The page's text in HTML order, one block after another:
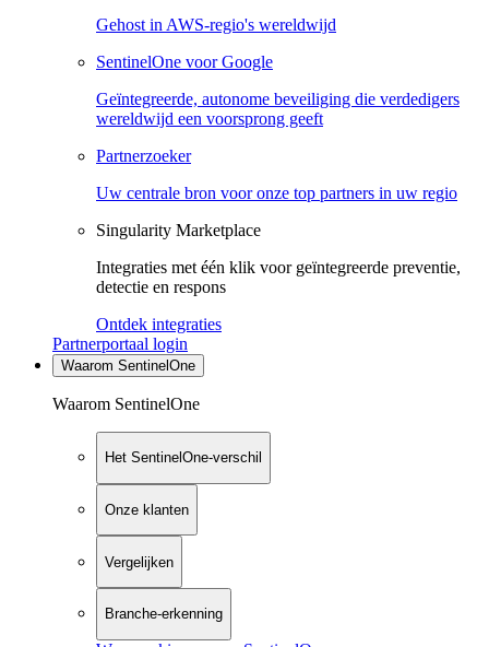
Gehost in AWS-regio's wereldwijd
SentinelOne voor Google
Geïntegreerde, autonome beveiliging die verdedigers
wereldwijd een voorsprong geeft
Partnerzoeker
Uw centrale bron voor onze top partners in uw regio
Singularity Marketplace
Integraties met één klik voor geïntegreerde preventie,
detectie en respons
Ontdek integraties
Partnerportaal login
Waarom SentinelOne
Waarom SentinelOne
Het SentinelOne-verschil
Onze klanten
Vergelijken
Branche-erkenning